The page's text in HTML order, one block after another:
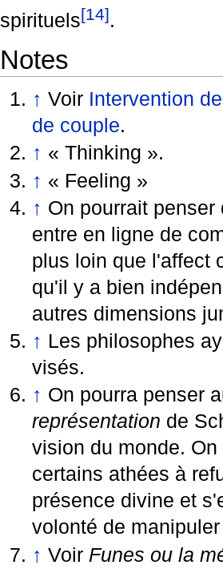
spirituels[14].
Notes
↑ Voir Intervention
de couple.
↑ « Thinking ».
↑ « Feeling »
↑ On pourrait
entre en ligne de
plus loin que l'affect
qu'il y a bien
autres dimensions
↑ Les philosophes
visés.
↑ On pourra penser
représentation de
vision du monde.
certains athées à
présence divine et
volonté de
↑ Voir Funes ou la